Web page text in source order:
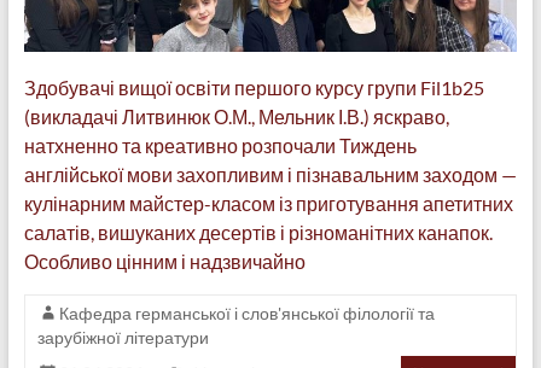
Здобувачі вищої освіти першого курсу групи Fil1b25
(викладачі Литвинюк О.М., Мельник І.В.) яскраво,
натхненно та креативно розпочали Тиждень
англійської мови захопливим і пізнавальним заходом —
кулінарним майстер-класом із приготування апетитних
салатів, вишуканих десертів і різноманітних канапок.
Особливо цінним і надзвичайно
Кафедра германської і слов'янської філології та
зарубіжної літератури